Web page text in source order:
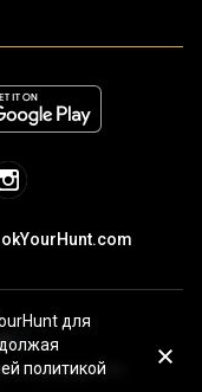
команды BYH!
для
политикой